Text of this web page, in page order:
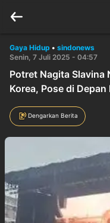
Gaya Hidup • sindonews
Senin, 7 Juli 2025 - 04:57
Potret Nagita Slavina
Korea, Pose di
Dengarkan Berita